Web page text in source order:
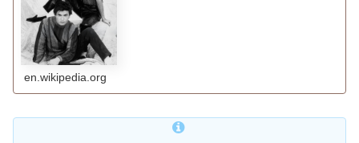
en.wikipedia.org